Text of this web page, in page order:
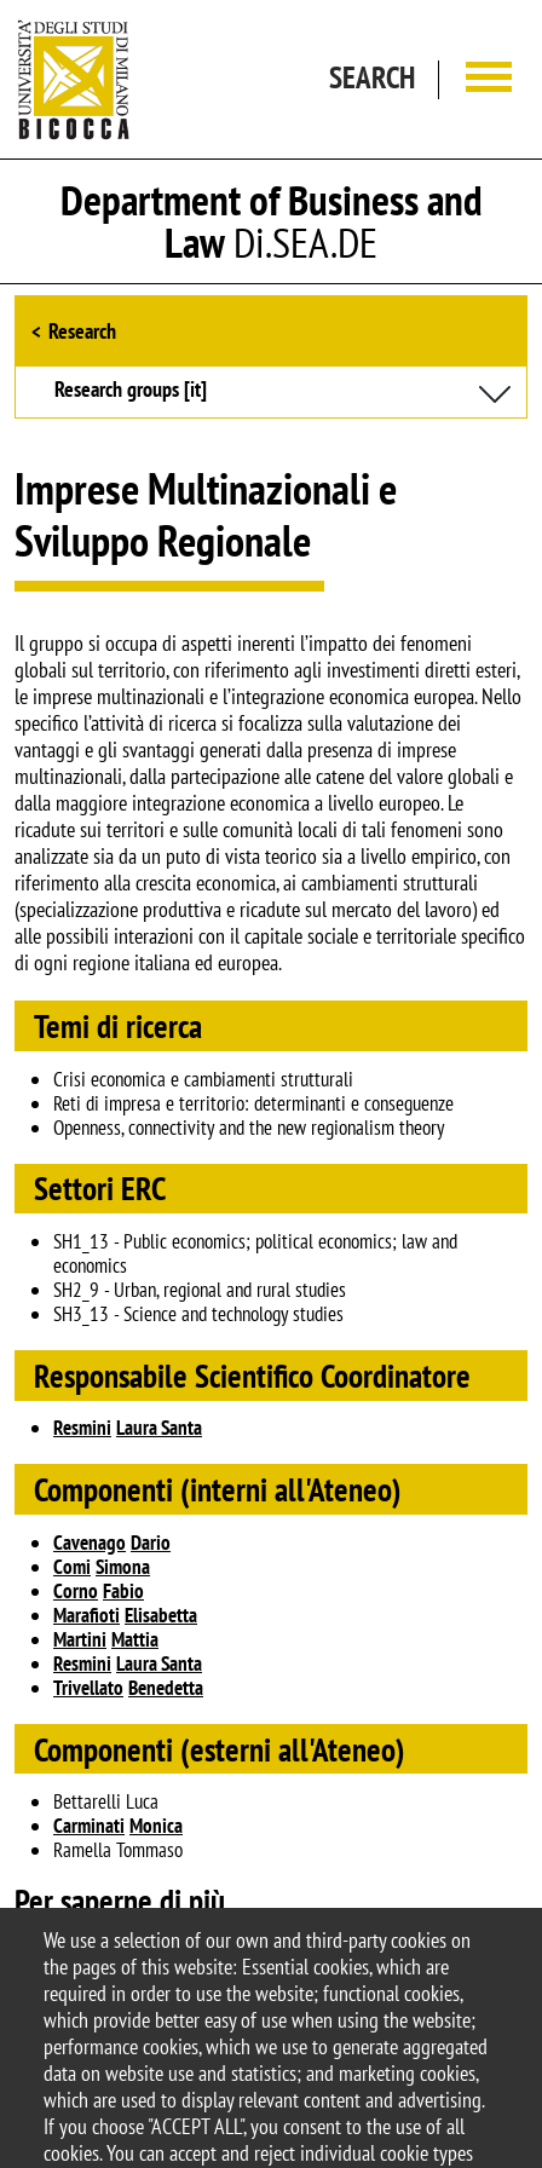
We use a selection of our own and third-party cookies on
the pages of this website: Essential cookies, which are
required in order to use the website; functional cookies,
which provide better easy of use when using the website;
performance cookies, which we use to generate aggregated
data on website use and statistics; and marketing cookies,
which are used to display relevant content and advertising.
If you choose "ACCEPT ALL", you consent to the use of all
cookies. You can accept and reject individual cookie types
SEARCH
Department of Business and
LawDi.SEA.DE
Browse the section
Research
Research groups [it]
Imprese Multinazionali e
Sviluppo Regionale
Il gruppo si occupa di aspetti inerenti l’impatto dei fenomeni
globali sul territorio, con riferimento agli investimenti diretti esteri,
le imprese multinazionali e l’integrazione economica europea. Nello
specifico l’attività di ricerca si focalizza sulla valutazione dei
vantaggi e gli svantaggi generati dalla presenza di imprese
multinazionali, dalla partecipazione alle catene del valore globali e
dalla maggiore integrazione economica a livello europeo. Le
ricadute sui territori e sulle comunità locali di tali fenomeni sono
analizzate sia da un puto di vista teorico sia a livello empirico, con
riferimento alla crescita economica, ai cambiamenti strutturali
(specializzazione produttiva e ricadute sul mercato del lavoro) ed
alle possibili interazioni con il capitale sociale e territoriale specifico
di ogni regione italiana ed europea.
Temi di ricerca
Crisi economica e cambiamenti strutturali
Reti di impresa e territorio: determinanti e conseguenze
Openness, connectivity and the new regionalism theory
Settori ERC
SH1_13 - Public economics; political economics; law and
economics
SH2_9 - Urban, regional and rural studies
SH3_13 - Science and technology studies
Responsabile Scientifico Coordinatore
Resmini Laura Santa
Componenti (interni all'Ateneo)
CavenagoDario
Comi Simona
CornoFabio
Marafioti Elisabetta
Martini Mattia
Resmini Laura Santa
TrivellatoBenedetta
Componenti (esterni all'Ateneo)
Bettarelli Luca
Carminati Monica
Ramella Tommaso
Per saperne di più
Area of Di.SEA.DE [it]
© 2026 University of Milano-Bicocca
Piazza dell'Ateneo Nuovo, 1 - 20126, Milan
PEC address:ateneo.bicocca@pec.unimib.it